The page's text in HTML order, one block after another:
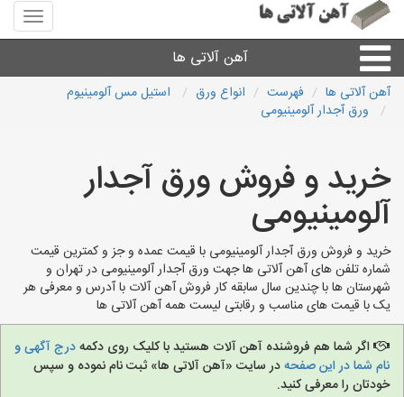
منوی
سایت
آلاتی
آهن آلاتی ها
سایر آهن آلات
آهن آلاتی های شهرها
آهن آلاتی ها فهرست انواع ورق
استیل مس آلومینیوم
ورق آجدار آلومینیومی
خرید و فروش ورق آجدار
آلومینیومی
خرید و فروش ورق آجدار آلومینیومی با قیمت عمده و جز و کمترین قیمت
شماره تلفن های آهن آلاتی ها جهت ورق آجدار آلومینیومی در تهران و
شهرستان ها با چندین سال سابقه کار فروش آهن آلات با آدرس و معرفی هر
یک با قیمت های مناسب و رقابتی لیست همه آهن آلاتی ها
اگر شما هم فروشنده آهن آلات هستید با کلیک روی دکمهدرج آگهی و
نام شما در این صفحهدر سایت «آهن آلاتی ها» ثبت نام نموده و سپس
خودتان را معرفی کنید.